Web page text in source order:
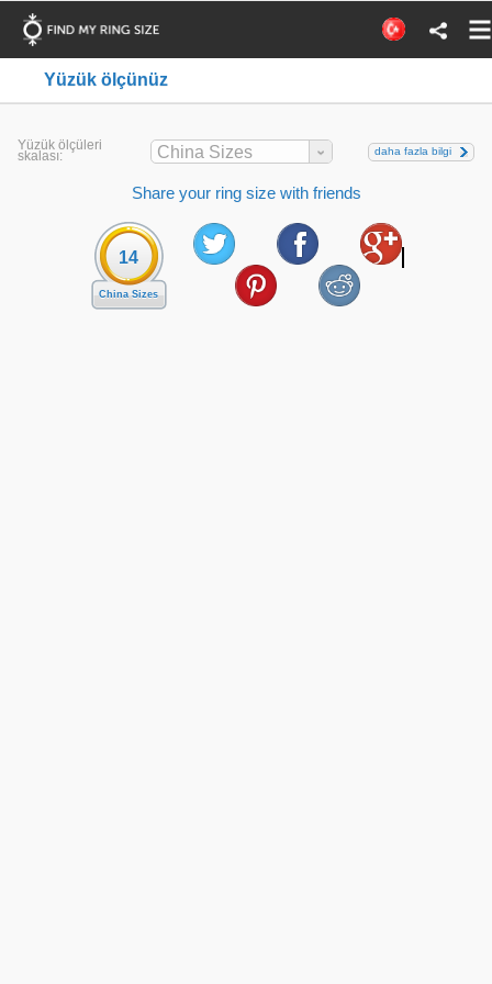
Yüzük ölçünüz
Yüzük ölçüleri
skalası: China Sizes daha fazla bilgi
Share your ring size with friends
14
China Sizes